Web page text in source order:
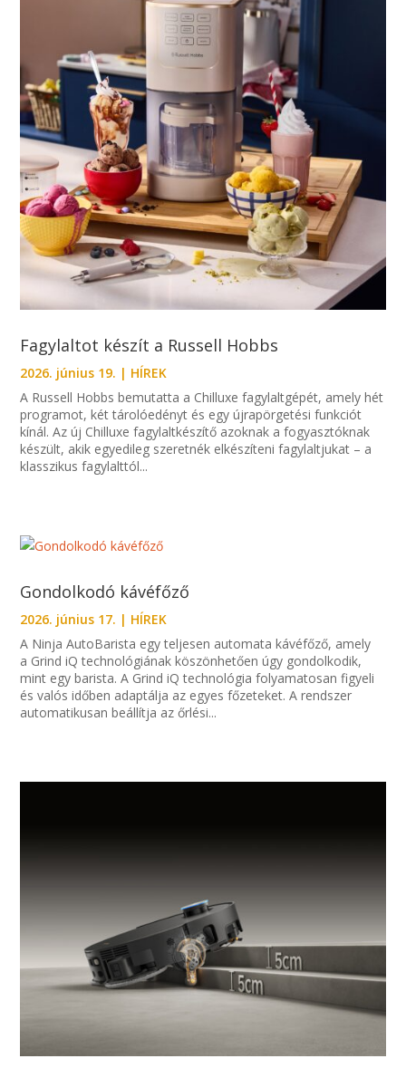
Fagylaltot készít a Russell Hobbs
2026. június 19. | HÍREK
A Russell Hobbs bemutatta a Chilluxe fagylaltgépét, amely hét
programot, két tárolóedényt és egy újrapörgetési funkciót
kínál. Az új Chilluxe fagylaltkészítő azoknak a fogyasztóknak
készült, akik egyedileg szeretnék elkészíteni fagylaltjukat – a
klasszikus fagylalttól...
Gondolkodó kávéfőző
2026. június 17. | HÍREK
A Ninja AutoBarista egy teljesen automata kávéfőző, amely
a Grind iQ technológiának köszönhetően úgy gondolkodik,
mint egy barista. A Grind iQ technológia folyamatosan figyeli
és valós időben adaptálja az egyes főzeteket. A rendszer
automatikusan beállítja az őrlési...